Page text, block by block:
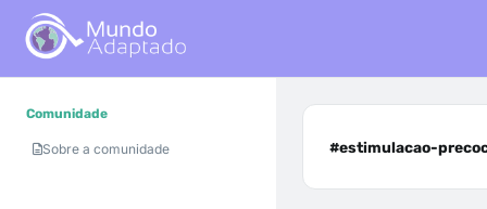
Comunidade
Sobre a comunidade #estimulacao-